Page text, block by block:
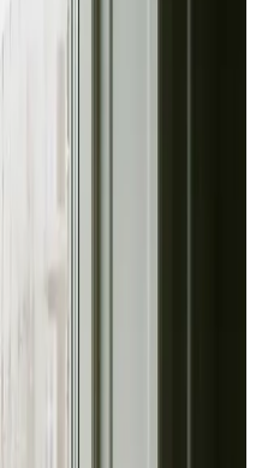
erhverv og industri fra
dimensionering,
serviceaftale. Altid med